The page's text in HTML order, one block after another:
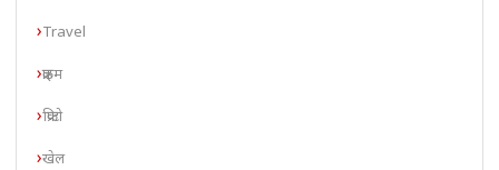
Travel
क्राइम
क्रिप्टो
खेल